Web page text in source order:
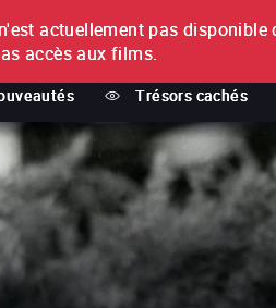
Trésors cachés
actuellement pas disponible
accès aux films.